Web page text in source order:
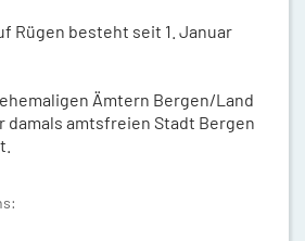
Rügen besteht seit 1. Januar
Ämtern Bergen/Land
damals amtsfreien Stadt Bergen